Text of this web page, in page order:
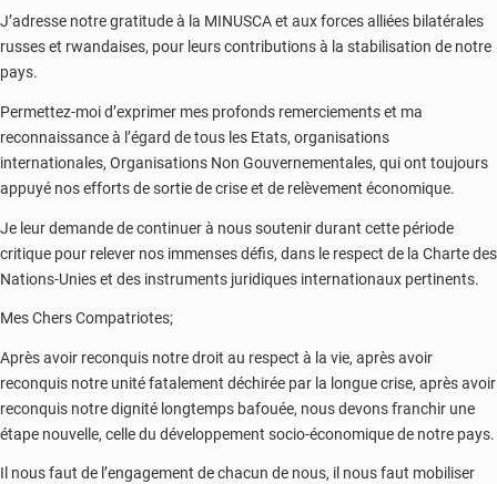
J’adresse notre gratitude à la MINUSCA et aux forces alliées bilatérales
russes et rwandaises, pour leurs contributions à la stabilisation de notre
pays.
Permettez-moi d’exprimer mes profonds remerciements et ma
reconnaissance à l’égard de tous les Etats, organisations
internationales, Organisations Non Gouvernementales, qui ont toujours
appuyé nos efforts de sortie de crise et de relèvement économique.
Je leur demande de continuer à nous soutenir durant cette période
critique pour relever nos immenses défis, dans le respect de la Charte des
Nations-Unies et des instruments juridiques internationaux pertinents.
Mes Chers Compatriotes;
Après avoir reconquis notre droit au respect à la vie, après avoir
reconquis notre unité fatalement déchirée par la longue crise, après avoir
reconquis notre dignité longtemps bafouée, nous devons franchir une
étape nouvelle, celle du développement socio-économique de notre pays.
Il nous faut de l’engagement de chacun de nous, il nous faut mobiliser